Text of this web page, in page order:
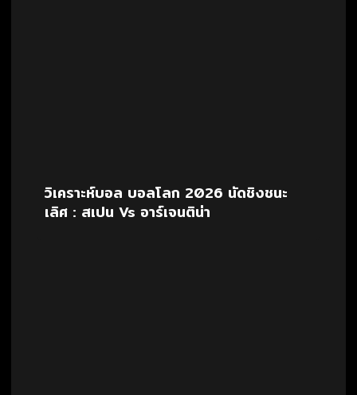
วิเคราะห์บอล บอลโลก 2026 นัดชิงชนะ
เลิศ : สเปน Vs อาร์เจนติน่า